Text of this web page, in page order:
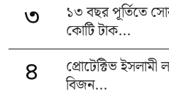
৩
১৩ বছর পূর্তিতে
কোটি টাক...
৪
প্রোটেক্টিভ
বিজন...